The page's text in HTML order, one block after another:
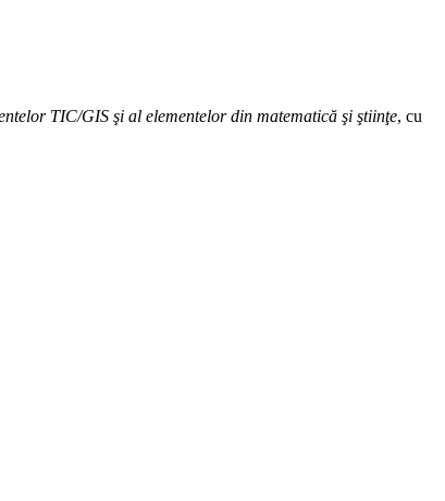
TIC/GIS şi al elementelor din matematică şi ştiinţe, cu